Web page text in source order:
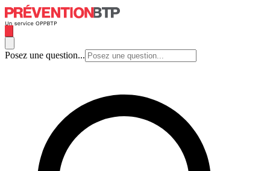
Posez une question...